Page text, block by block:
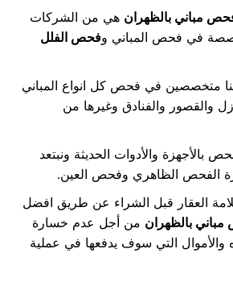
مباني بالظهران هي من الشركات
في فحص المباني وفحص الفلل
متخصصين في فحص كل انواع المباني
والقصور والفنادق وغيرها من
بالأجهزة والأدوات الحديثة ونبتعد
الفحص الظاهري وفحص العين.
العقار قبل الشراء عن طريق افضل
بالظهران من أجل عدم خسارة
والأموال التي سوف يدفعها في عملية